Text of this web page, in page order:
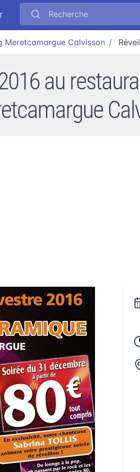
Recherche
Meretcamargue Calvisson
au